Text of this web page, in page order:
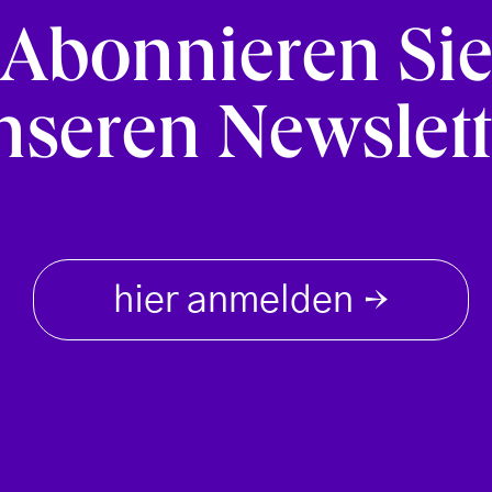
Abonnieren Sie
hier anmelden →